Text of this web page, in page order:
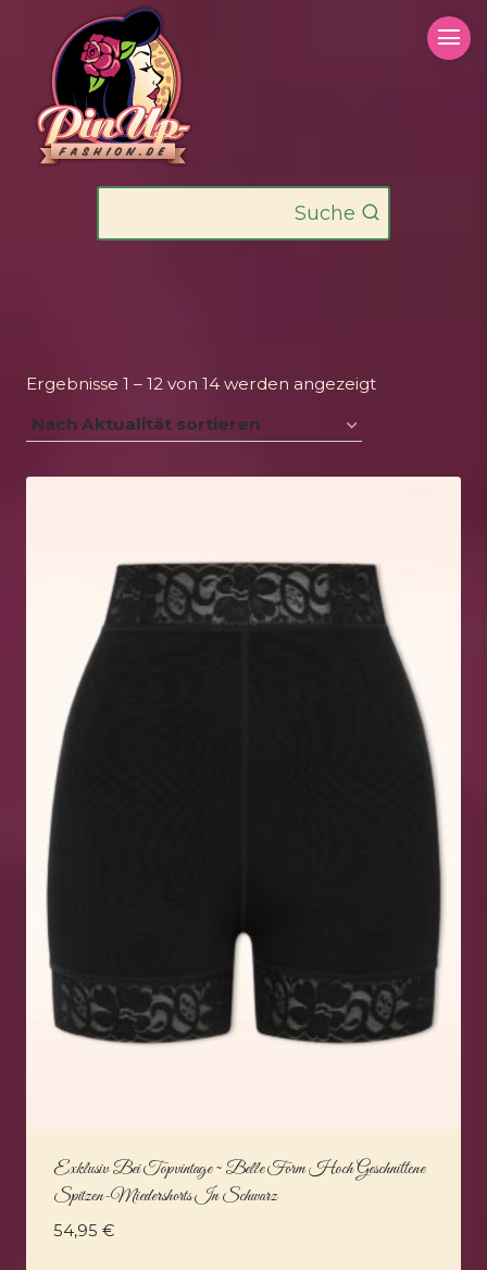
springen
Suche
Ergebnisse 1 – 12 von 14 werden angezeigtNach
Exklusiv Bei Topvintage ~ Belle Form Hoch Geschnittene
Spitzen-Miedershorts In Schwarz
54,95 €